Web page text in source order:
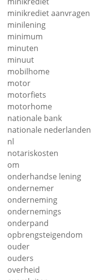
minikrediet aanvragen
minilening
minimum
minuten
minuut
mobilhome
motor
motorfiets
motorhome
nationale bank
nationale nederlanden
nl
notariskosten
om
onderhandse lening
ondernemer
onderneming
ondernemings
onderpand
opbrengsteigendom
ouder
ouders
overheid